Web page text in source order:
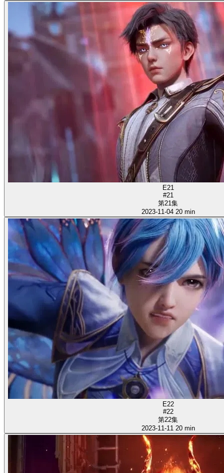
E21
#21
第21集
2023-11-04 20 min
E22
#22
第22集
2023-11-11 20 min